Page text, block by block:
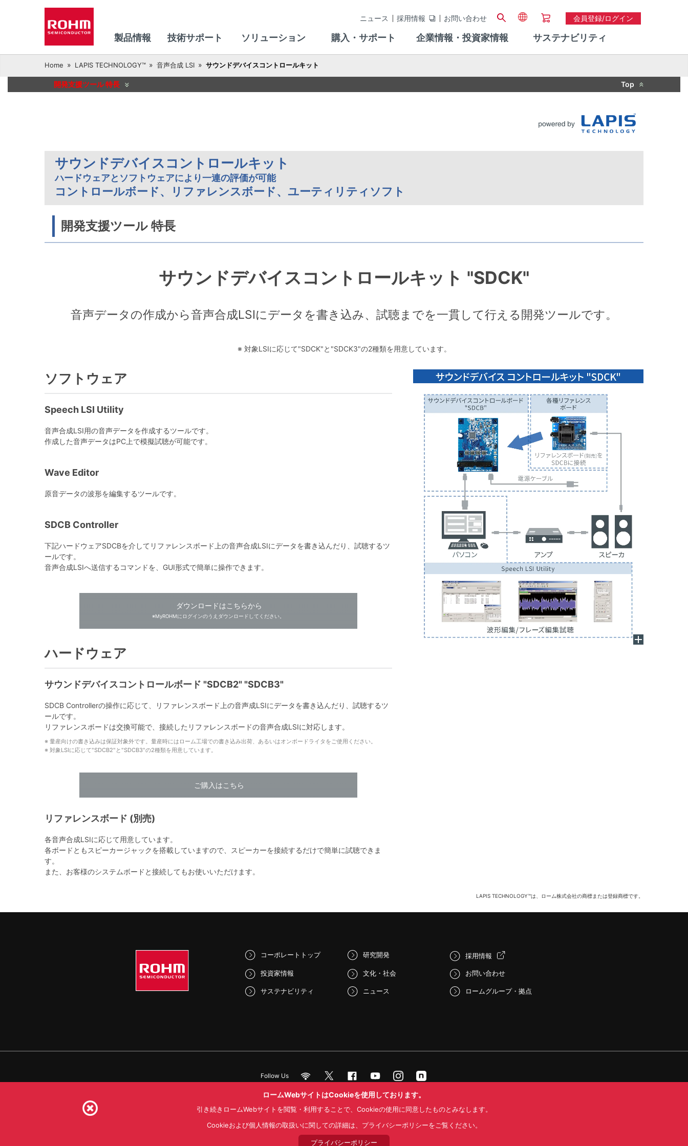
ニュース 採用情報 お問い合わせ 会員登録/ログイン
製品情報 技術サポート ソリューション 購入・サポート 企業情報・投資家情報 サステナビリティ
Home LAPIS TECHNOLOGY™ 音声合成 LSI サウンドデバイスコントロールキット
開発支援ツール 特長 Top
サウンドデバイスコントロールキット
ハードウェアとソフトウェアにより一連の評価が可能
コントロールボード、リファレンスボード、ユーティリティソフト
開発支援ツール 特長
サウンドデバイスコントロールキット "SDCK"
音声データの作成から音声合成LSIにデータを書き込み、試聴までを一貫して行える開発ツールです。
※ 対象LSIに応じて"SDCK"と"SDCK3"の2種類を用意しています。
ソフトウェア
Speech LSI Utility
音声合成LSI用の音声データを作成するツールです。
作成した音声データはPC上で模擬試聴が可能です。
Wave Editor
原音データの波形を編集するツールです。
SDCB Controller
下記ハードウェアSDCBを介してリファレンスボード上の音声合成LSIにデータを書き込んだり、試聴するツ
ールです。
音声合成LSIへ送信するコマンドを、GUI形式で簡単に操作できます。
ダウンロードはこちらから
※MyROHMにログインのうえダウンロードしてください。
ハードウェア
サウンドデバイスコントロールボード "SDCB2" "SDCB3"
SDCB Controllerの操作に応じて、リファレンスボード上の音声成LSIにデータを書き込んだり、試聴するツ
ールです。
リファレンスボードは交換可能で、接続したリファレンスボードの音声合成LSIに対応します。
※ 量産向けの書き込みは保証対象外です。量産時にはローム工場での書き込み出荷、あるいはオンボードライタをご使用ください。
※ 対象LSIに応じて"SDCB2"と"SDCB3"の2種類を用意しています。
ご購入はこちら
リファレンスボード (別売)
各音声合成LSIに応じて用意しています。
各ボードともスピーカージャックを搭載していますので、スピーカーを接続するだけで簡単に試聴できま
す。
また、お客様のシステムボードと接続してもお使いいただけます。
LAPIS TECHNOLOGY™は、ローム株式会社の商標または登録商標です。
コーポレートトップ
投資家情報
サステナビリティ
研究開発
文化・社会
ニュース
採用情報
お問い合わせ
ロームグループ・拠点
Follow Us
利用目的 SNS利用規約 プライバシーポリシー サイトマップ ローム製品の販売に関する標準契約条件書(PDF)
© 1997 - 2026 ROHM CO., LTD. ALL RIGHTS RESERVED.
ロームWebサイトはCookieを使用しております。
引き続きロームWebサイトを閲覧・利用することで、Cookieの使用に同意したものとみなします。
Cookieおよび個人情報の取扱いに関しての詳細は、プライバシーポリシーをご覧ください。
プライバシーポリシー